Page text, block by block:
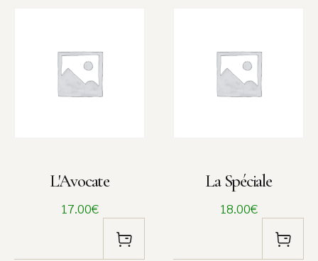
L'Avocate
17.00€
La Spéciale
18.00€